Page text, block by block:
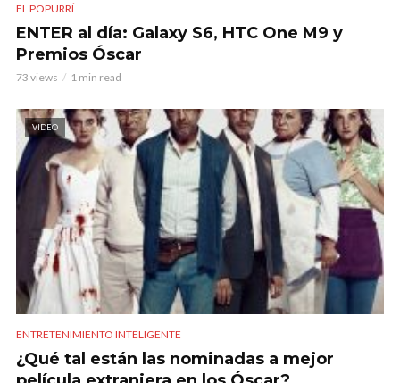
EL POPURRÍ
ENTER al día: Galaxy S6, HTC One M9 y
Premios Óscar
73 views 1 min read
VIDEO
ENTRETENIMIENTO INTELIGENTE
¿Qué tal están las nominadas a mejor